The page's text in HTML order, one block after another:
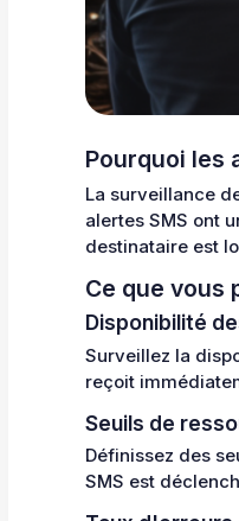
Pourquoi les
La surveillance
alertes SMS ont
destinataire est
Ce que vous
Disponibilité
Surveillez la
reçoit
Seuils de
Définissez des
SMS est